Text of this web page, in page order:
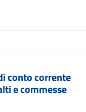
conto corrente
e commesse